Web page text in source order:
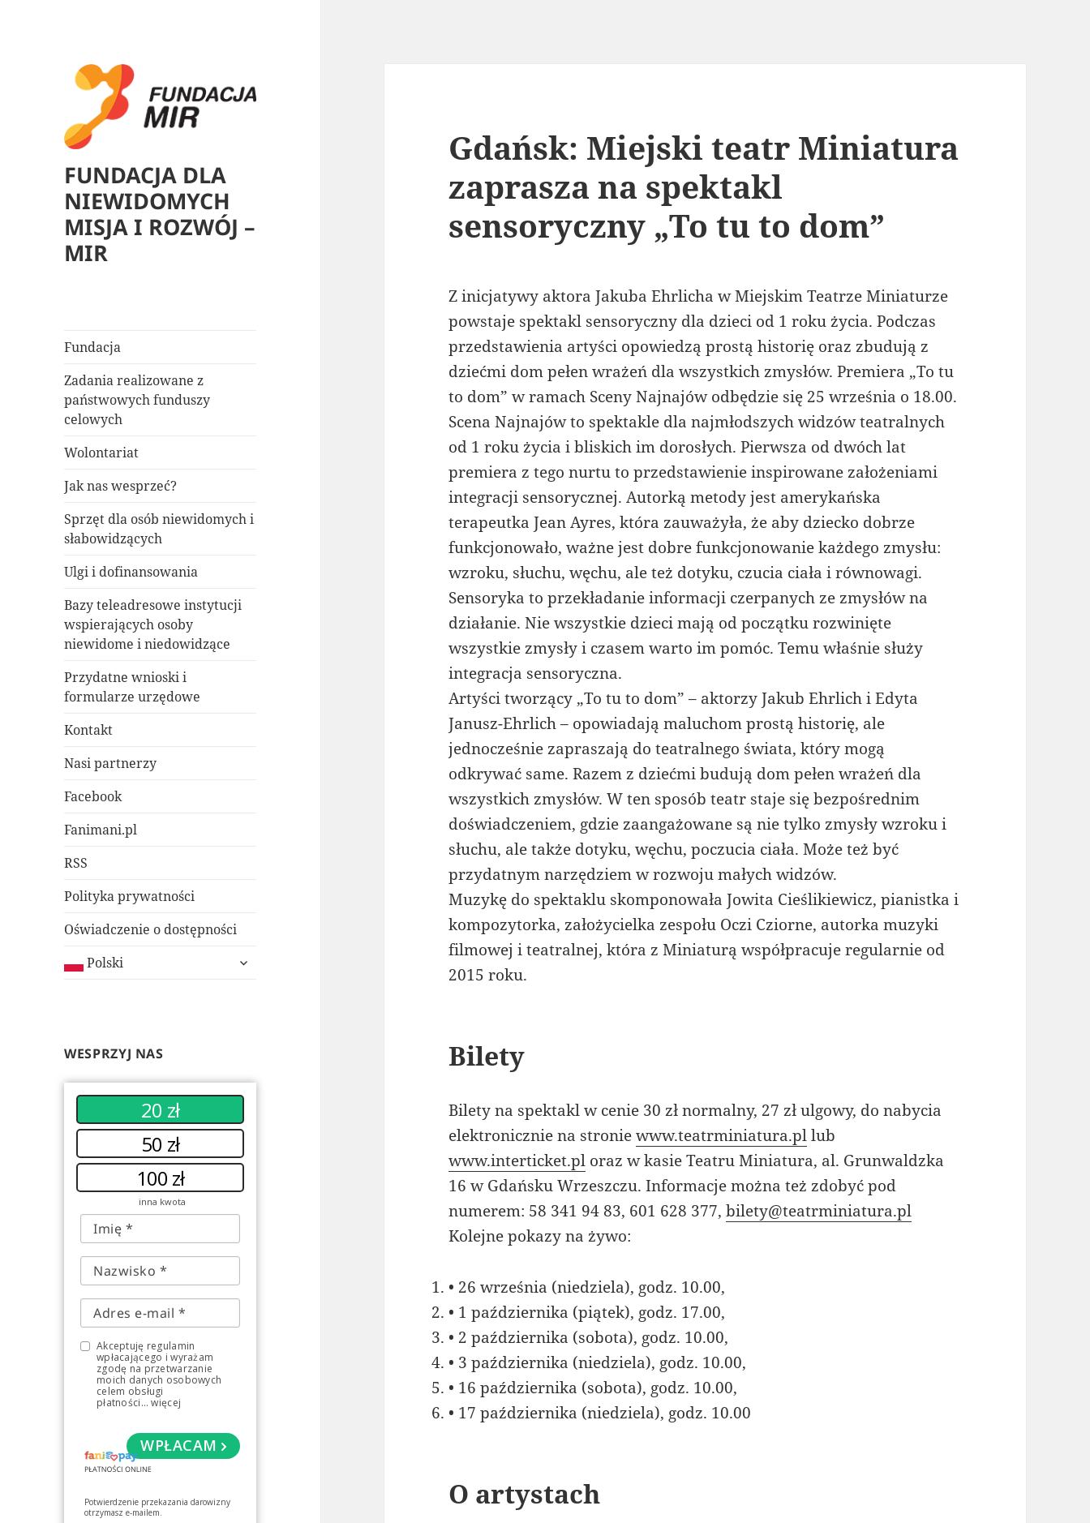
FUNDACJA DLA
NIEWIDOMYCH
MISJA I ROZWÓJ –
MIR
Fundacja
Zadania realizowane z
państwowych funduszy
celowych
Wolontariat
Jak nas wesprzeć?
Sprzęt dla osób niewidomych i
słabowidzących
Ulgi i dofinansowania
Bazy teleadresowe instytucji
wspierających osoby
niewidome i niedowidzące
Przydatne wnioski i
formularze urzędowe
Kontakt
Nasi partnerzy
Facebook
Fanimani.pl
RSS
Polityka prywatności
Oświadczenie o dostępności
Polski
rozwiń
WESPRZYJ NAS
20 zł
50 zł
100 zł
inna kwota
Akceptuję regulamin
wpłacającego i wyrażam
zgodę na przetwarzanie
moich danych osobowych
celem obsługi
płatności... więcej
WPŁACAM
Potwierdzenie przekazania darowizny
otrzymasz e-mailem.
Gdańsk: Miejski teatr Miniatura
zaprasza na spektakl
sensoryczny „To tu to dom”
Z inicjatywy aktora Jakuba Ehrlicha w Miejskim Teatrze Miniaturze
powstaje spektakl sensoryczny dla dzieci od 1 roku życia. Podczas
przedstawienia artyści opowiedzą prostą historię oraz zbudują z
dziećmi dom pełen wrażeń dla wszystkich zmysłów. Premiera „To tu
to dom” w ramach Sceny Najnajów odbędzie się 25 września o 18.00.
Scena Najnajów to spektakle dla najmłodszych widzów teatralnych
od 1 roku życia i bliskich im dorosłych. Pierwsza od dwóch lat
premiera z tego nurtu to przedstawienie inspirowane założeniami
integracji sensorycznej. Autorką metody jest amerykańska
terapeutka Jean Ayres, która zauważyła, że aby dziecko dobrze
funkcjonowało, ważne jest dobre funkcjonowanie każdego zmysłu:
wzroku, słuchu, węchu, ale też dotyku, czucia ciała i równowagi.
Sensoryka to przekładanie informacji czerpanych ze zmysłów na
działanie. Nie wszystkie dzieci mają od początku rozwinięte
wszystkie zmysły i czasem warto im pomóc. Temu właśnie służy
integracja sensoryczna.
Artyści tworzący „To tu to dom” – aktorzy Jakub Ehrlich i Edyta
Janusz-Ehrlich – opowiadają maluchom prostą historię, ale
jednocześnie zapraszają do teatralnego świata, który mogą
odkrywać same. Razem z dziećmi budują dom pełen wrażeń dla
wszystkich zmysłów. W ten sposób teatr staje się bezpośrednim
doświadczeniem, gdzie zaangażowane są nie tylko zmysły wzroku i
słuchu, ale także dotyku, węchu, poczucia ciała. Może też być
przydatnym narzędziem w rozwoju małych widzów.
Muzykę do spektaklu skomponowała Jowita Cieślikiewicz, pianistka i
kompozytorka, założycielka zespołu Oczi Cziorne, autorka muzyki
filmowej i teatralnej, która z Miniaturą współpracuje regularnie od
2015 roku.
Bilety
Bilety na spektakl w cenie 30 zł normalny, 27 zł ulgowy, do nabycia
elektronicznie na stroniewww.teatrminiatura.pllub
www.interticket.pl oraz w kasie Teatru Miniatura, al. Grunwaldzka
16 w Gdańsku Wrzeszczu. Informacje można też zdobyć pod
numerem: 58 341 94 83, 601 628 377,bilety@teatrminiatura.pl
Kolejne pokazy na żywo:
• 26 września (niedziela), godz. 10.00,
• 1 października (piątek), godz. 17.00,
• 2 października (sobota), godz. 10.00,
• 3 października (niedziela), godz. 10.00,
• 16 października (sobota), godz. 10.00,
• 17 października (niedziela), godz. 10.00
O artystach